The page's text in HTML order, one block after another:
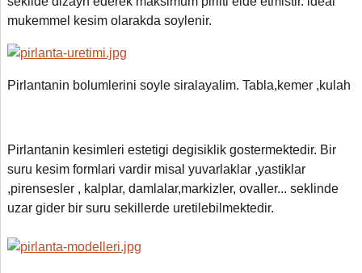
mukemmel kesim olarakda soylenir.
Pirlantanin bolumlerini soyle siralayalim. Tabla,kemer ,kulah
Pirlantanin kesimleri estetigi degisiklik gostermektedir. Bir
suru kesim formlari vardir misal yuvarlaklar ,yastiklar
,pirensesler , kalplar, damlalar,markizler, ovaller... seklinde
uzar gider bir suru sekillerde uretilebilmektedir.